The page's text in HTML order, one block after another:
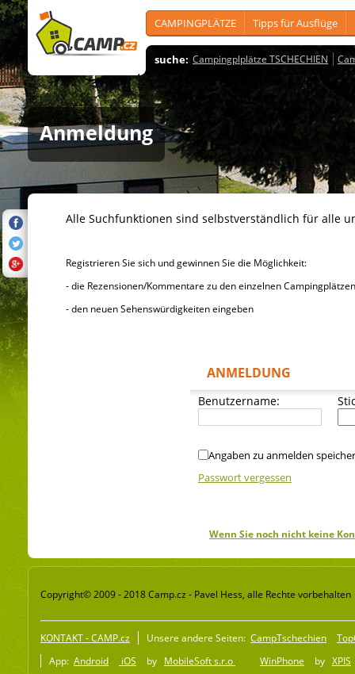
CAMPINGPLÄTZE Tipps für Ausflüge
suche: Campingplplätze TSCHECHIEN
Anmeldung
Alle Suchfunktionen sind selbstverständlich für alle
Registrieren Sie sich und gewinnen Sie die Möglichkeit:
- die Rezensionen/Kommentare zu den einzelnen
- den neuen Sehenswürdigkeiten eingeben
ANMELDUNG
Benutzername:
Angaben zu anmelden
Passwort vergessen
Wenn Sie noch nicht keine
Copyright© 2009 - 2018 Camp.cz - Pavel Hess, alle Rechte vorbehalten
KONTAKT - CAMP.cz Unsere andere Seiten: CampTschechien
App: Android iOS by MobileSoft s.r.o WinPhone by XPIS